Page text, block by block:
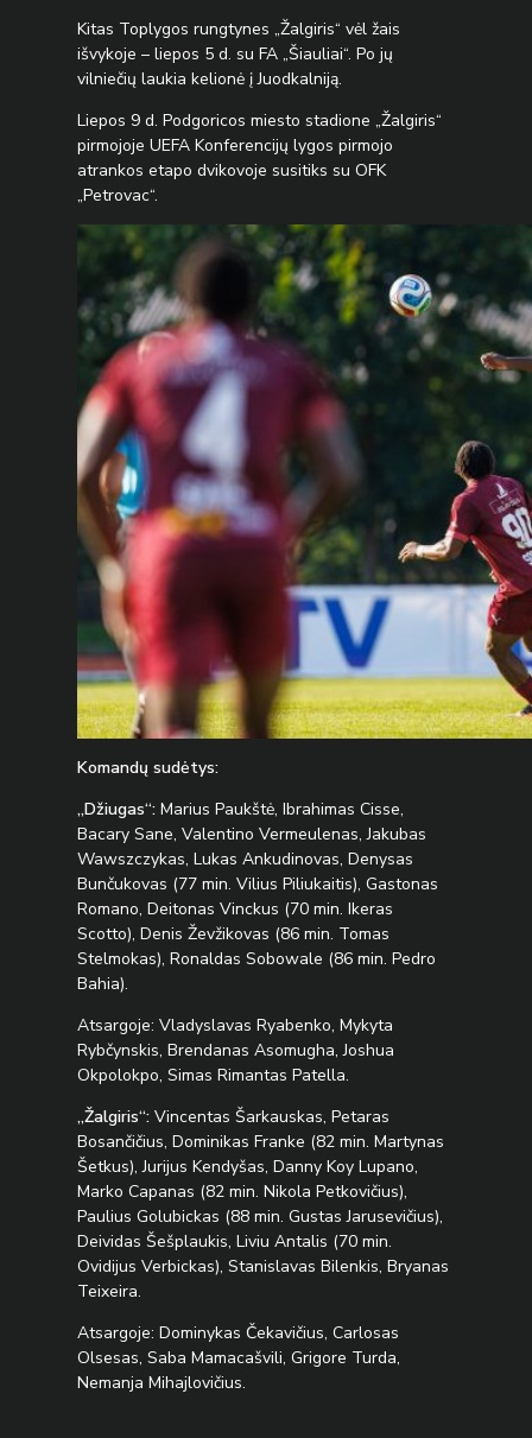
Kitas Toplygos rungtynes „Žalgiris“ vėl žais
išvykoje – liepos 5 d. su FA „Šiauliai“. Po jų
vilniečių laukia kelionė į Juodkalniją.
Liepos 9 d. Podgoricos miesto stadione „Žalgiris“
pirmojoje UEFA Konferencijų lygos pirmojo
atrankos etapo dvikovoje susitiks su OFK
„Petrovac“.
Komandų sudėtys:
„Džiugas“:Marius Paukštė, Ibrahimas Cisse,
Bacary Sane, Valentino Vermeulenas, Jakubas
Wawszczykas, Lukas Ankudinovas, Denysas
Bunčukovas (77 min. Vilius Piliukaitis), Gastonas
Romano, Deitonas Vinckus (70 min. Ikeras
Scotto), Denis Ževžikovas (86 min. Tomas
Stelmokas), Ronaldas Sobowale (86 min. Pedro
Bahia).
Atsargoje: Vladyslavas Ryabenko, Mykyta
Rybčynskis, Brendanas Asomugha, Joshua
Okpolokpo, Simas Rimantas Patella.
„Žalgiris“:Vincentas Šarkauskas, Petaras
Bosančičius, Dominikas Franke (82 min. Martynas
Šetkus), Jurijus Kendyšas, Danny Koy Lupano,
Marko Capanas (82 min. Nikola Petkovičius),
Paulius Golubickas (88 min. Gustas Jarusevičius),
Deividas Šešplaukis, Liviu Antalis (70 min.
Ovidijus Verbickas), Stanislavas Bilenkis, Bryanas
Teixeira.
Atsargoje: Dominykas Čekavičius, Carlosas
Olsesas, Saba Mamacašvili, Grigore Turda,
Nemanja Mihajlovičius.